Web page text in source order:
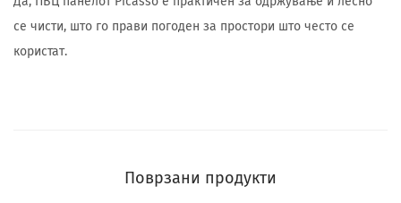
се чисти, што го прави погоден за простори што често се
користат.
Поврзани продукти